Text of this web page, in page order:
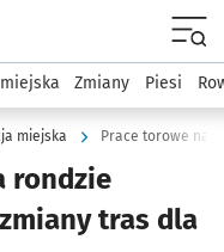
Komunikacja
Zmiany Piesi
miejska Prace torowe na
rondzie
tras dla